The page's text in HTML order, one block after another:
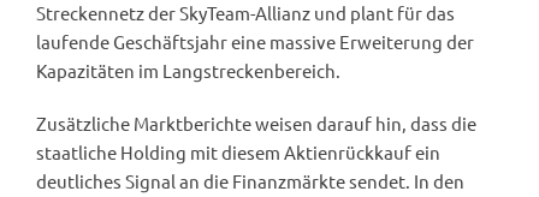
Streckennetz der SkyTeam-Allianz und plant für das
laufende Geschäftsjahr eine massive Erweiterung der
Kapazitäten im Langstreckenbereich.
Zusätzliche Marktberichte weisen darauf hin, dass die
staatliche Holding mit diesem Aktienrückkauf ein
deutliches Signal an die Finanzmärkte sendet. In den